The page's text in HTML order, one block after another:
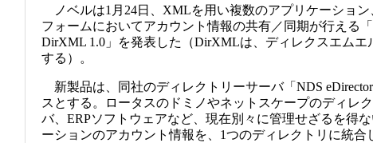
ノベルは1月24日、XMLを用い複数のアプリケーション
フォームにおいてアカウント情報の共有／同期が行える
DirXML 1.0」を発表した（DirXMLは、ディレクスエムエ
する）。
新製品は、同社のディレクトリーサーバ「NDS
スとする。ロータスのドミノやネットスケープのディレ
バ、ERPソフトウェアなど、現在別々に管理せざるを得
ーションのアカウント情報を、1つのディレクトリに統合